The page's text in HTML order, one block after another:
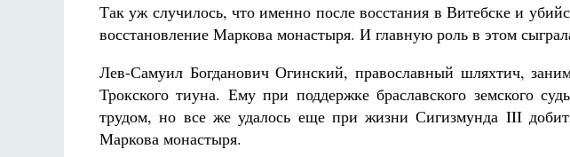
Так уж случилось, что именно после восстания в Витебске и
восстановление Маркова монастыря. И главную роль в этом
Лев-Самуил Богданович Огинский, православный шляхтич,
Трокского тиуна. Ему при поддержке браславского земского
трудом, но все же удалось еще при жизни Сигизмунда III
Маркова монастыря.